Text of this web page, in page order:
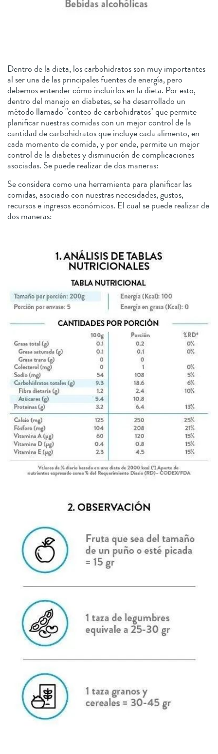
Dentro de la dieta, los carbohidratos son muy importantes
al ser una de las principales fuentes de energía, pero
debemos entender cómo incluirlos en la dieta. Por esto,
dentro del manejo en diabetes, se ha desarrollado un
método llamado "conteo de carbohidratos" que permite
planificar nuestras comidas con un mejor control de la
cantidad de carbohidratos que incluye cada alimento, en
cada momento de comida, y por ende, permite un mejor
control de la diabetes y disminución de complicaciones
asociadas. Se puede realizar de dos maneras:
Se considera como una herramienta para planificar las
comidas, asociado con nuestras necesidades, gustos,
recursos e ingresos económicos. El cual se puede realizar de
dos maneras: